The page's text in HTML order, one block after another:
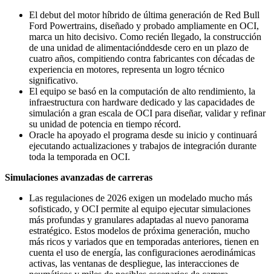
El debut del motor híbrido de última generación de Red Bull
Ford Powertrains, diseñado y probado ampliamente en OCI,
marca un hito decisivo. Como recién llegado, la construcción
de una unidad de alimentaciónddesde cero en un plazo de
cuatro años, compitiendo contra fabricantes con décadas de
experiencia en motores, representa un logro técnico
significativo.
El equipo se basó en la computación de alto rendimiento, la
infraestructura con hardware dedicado y las capacidades de
simulación a gran escala de OCI para diseñar, validar y refinar
su unidad de potencia en tiempo récord.
Oracle ha apoyado el programa desde su inicio y continuará
ejecutando actualizaciones y trabajos de integración durante
toda la temporada en OCI.
Simulaciones avanzadas de carreras
Las regulaciones de 2026 exigen un modelado mucho más
sofisticado, y OCI permite al equipo ejecutar simulaciones
más profundas y granulares adaptadas al nuevo panorama
estratégico. Estos modelos de próxima generación, mucho
más ricos y variados que en temporadas anteriores, tienen en
cuenta el uso de energía, las configuraciones aerodinámicas
activas, las ventanas de despliegue, las interacciones de